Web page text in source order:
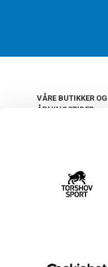
VÅRE BUTIKKER OG
ÅPNINGSTIDER
22 09 20 20